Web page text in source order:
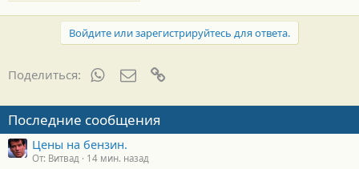
Войдите или зарегистрируйтесь для ответа.
Поделиться: WhatsAppЭлектронная почта
Последние сообщения
Цены на бензин.
От: Витвад 14 мин. назад